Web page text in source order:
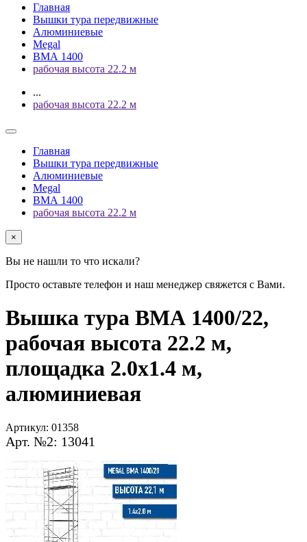
Главная
Вышки тура передвижные
Алюминиевые
Megal
ВМА 1400
рабочая высота 22.2 м
...
рабочая высота 22.2 м
Главная
Вышки тура передвижные
Алюминиевые
Megal
ВМА 1400
рабочая высота 22.2 м
×
Вы не нашли то что искали?
Просто оставьте телефон и наш менеджер свяжется с Вами.
Вышка тура ВМА 1400/22,
рабочая высота 22.2 м,
площадка 2.0х1.4 м,
алюминиевая
Артикул: 01358
Арт. №2: 13041